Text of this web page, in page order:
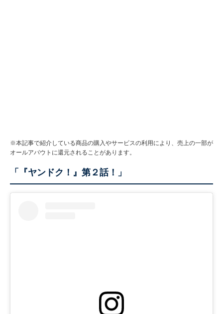
※本記事で紹介している商品の購入やサービスの利用により、売上の一部が
オールアバウトに還元されることがあります。
「『ヤンドク！』第２話！」